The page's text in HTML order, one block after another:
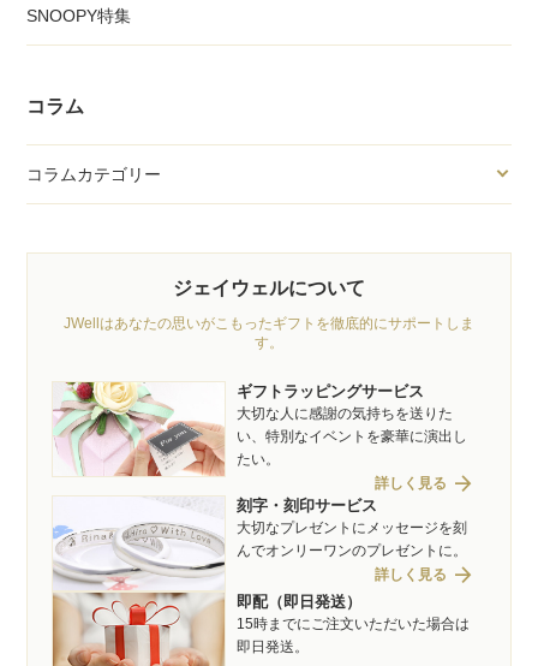
SNOOPY特集
コラム
コラムカテゴリー
ジェイウェルについて
JWellはあなたの思いがこもったギフトを徹底的にサポートしま
す。
ギフトラッピングサービス
大切な人に感謝の気持ちを送りた
い、特別なイベントを豪華に演出し
たい。
詳しく見る arrow_forward
刻字・刻印サービス
大切なプレゼントにメッセージを刻
んでオンリーワンのプレゼントに。
詳しく見る arrow_forward
即配（即日発送）
15時までにご注文いただいた場合は
即日発送。